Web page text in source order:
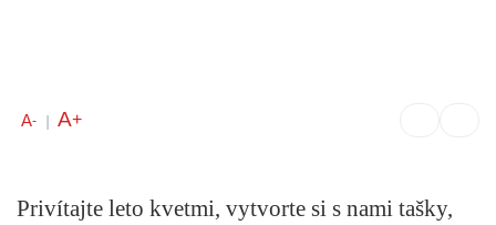
A- | A+
Privítajte leto kvetmi, vytvorte si s nami tašky,